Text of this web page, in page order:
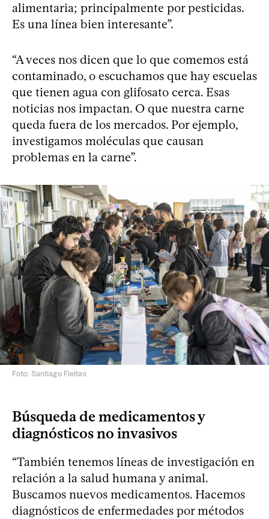
alimentaria; principalmente por pesticidas.
Es una línea bien interesante”.
“A veces nos dicen que lo que comemos está
contaminado, o escuchamos que hay escuelas
que tienen agua con glifosato cerca. Esas
noticias nos impactan. O que nuestra carne
queda fuera de los mercados. Por ejemplo,
investigamos moléculas que causan
problemas en la carne”.
Foto: Santiago Fleitas
Búsqueda de medicamentos y
diagnósticos no invasivos
“También tenemos líneas de investigación en
relación a la salud humana y animal.
Buscamos nuevos medicamentos. Hacemos
diagnósticos de enfermedades por métodos